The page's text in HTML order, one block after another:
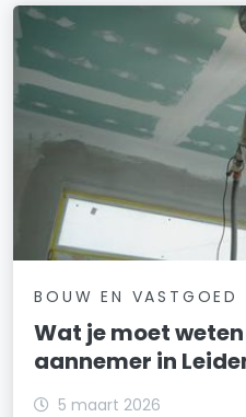
BOUW EN VASTGOED
Wat je moet
aannemer in
5 maart 2026